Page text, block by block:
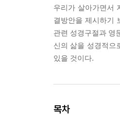
우리가 살아가면서
결방안을 제시하기
관련 성경구절과 영
신의 삶을 성경적으
있을 것이다.
목차